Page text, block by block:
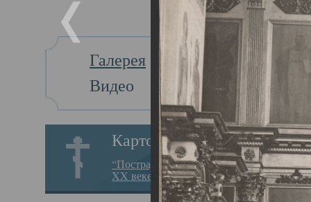
Галерея
Видео
Картотека
“Пострадавшие за веру в
XX веке на Севере”
Главная